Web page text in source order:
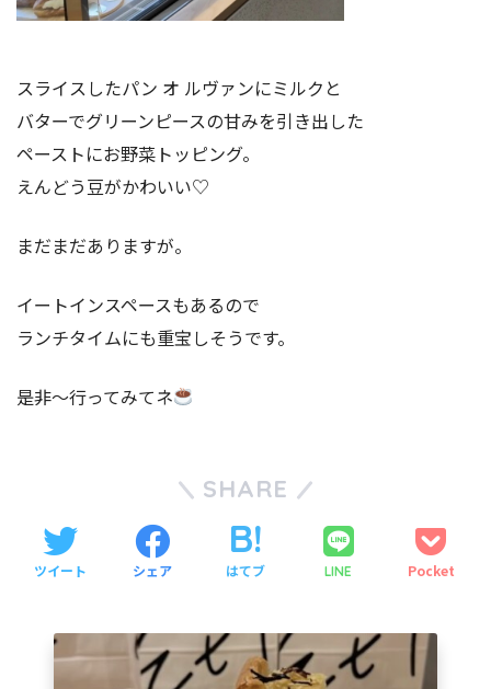
スライスしたパン オ ルヴァンにミルクと
バターでグリーンピースの甘みを引き出した
ペーストにお野菜トッピング。
えんどう豆がかわいい♡
まだまだありますが。
イートインスペースもあるので
ランチタイムにも重宝しそうです。
是非〜行ってみてネ
SHARE
ツイート シェア はてブ LINE Pocket